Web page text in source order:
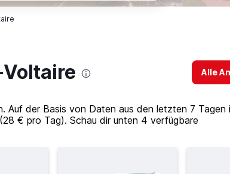
Alle
Auf der Basis von Daten aus den letzten 7 Tagen
€ pro Tag). Schau dir unten 4 verfügbare